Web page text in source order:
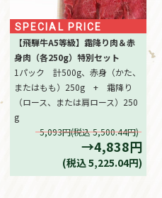
SPECIAL PRICE
【飛騨牛A5等級】霜降り肉＆赤
身肉（各250g）特別セット
1パック 計500g、赤身（かた、
またはもも）250g + 霜降り
（ロース、または肩ロース）250
g
5,093円(税込 5,500.44円)
→4,838円
(税込 5,225.04円)